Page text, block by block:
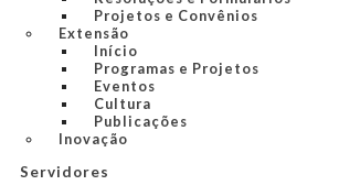
Projetos e Convênios
Extensão
Início
Programas e Projetos
Eventos
Cultura
Publicações
Inovação
Servidores